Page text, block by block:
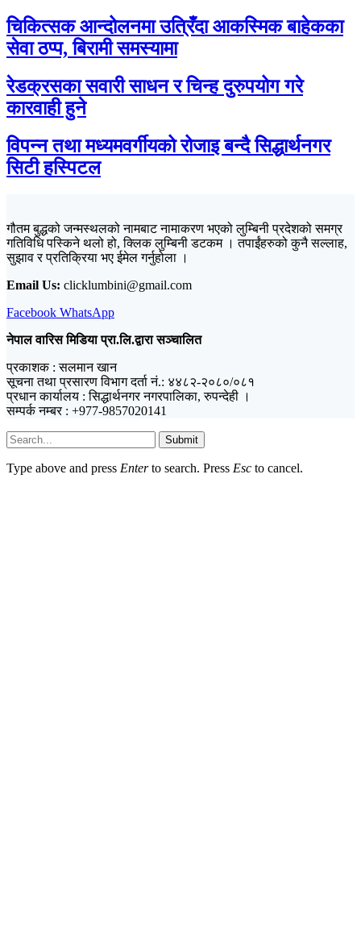
चिकित्सक आन्दोलनमा उत्रिँदा आकस्मिक बाहेकका
सेवा ठप्प, बिरामी समस्यामा
रेडक्रसका सवारी साधन र चिन्ह दुरुपयोग गरे
कारवाही हुने
विपन्न तथा मध्यमवर्गीयको रोजाइ बन्दै सिद्धार्थनगर
सिटी हस्पिटल
गौतम बुद्धको जन्मस्थलको नामबाट नामाकरण भएको लुम्बिनी प्रदेशको समग्र
गतिविधि पस्किने थलो हो, क्लिक लुम्बिनी डटकम । तपाईंहरुको कुनै सल्लाह,
सुझाव र प्रतिक्रिया भए ईमेल गर्नुहोला ।
Email Us: clicklumbini@gmail.com
Facebook WhatsApp
नेपाल वारिस मिडिया प्रा.लि.द्वारा सञ्चालित
प्रकाशक : सलमान खान
सूचना तथा प्रसारण विभाग दर्ता नं.: ४४८२-२०८०/०८१
प्रधान कार्यालय : सिद्धार्थनगर नगरपालिका, रुपन्देही ।
सम्पर्क नम्बर : +977-9857020141
Submit
Type above and press Enterto search. Press Esc to cancel.